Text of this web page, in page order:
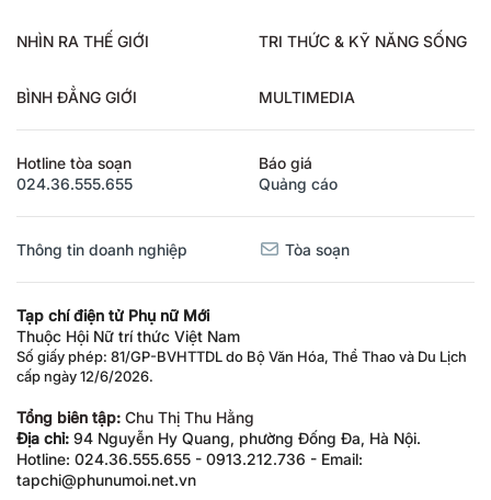
NHÌN RA THẾ GIỚI TRI THỨC & KỸ NĂNG SỐNG
BÌNH ĐẲNG GIỚI MULTIMEDIA
Hotline tòa soạn
024.36.555.655
Báo giá
Quảng cáo
Thông tin doanh nghiệp Tòa soạn
Tạp chí điện tử Phụ nữ Mới
Thuộc Hội Nữ trí thức Việt Nam
Số giấy phép: 81/GP-BVHTTDL do Bộ Văn Hóa, Thể Thao và Du Lịch
cấp ngày 12/6/2026.
Tổng biên tập: Chu Thị Thu Hằng
Địa chỉ: 94 Nguyễn Hy Quang, phường Đống Đa, Hà Nội.
Hotline: 024.36.555.655 - 0913.212.736 - Email:
tapchi@phunumoi.net.vn